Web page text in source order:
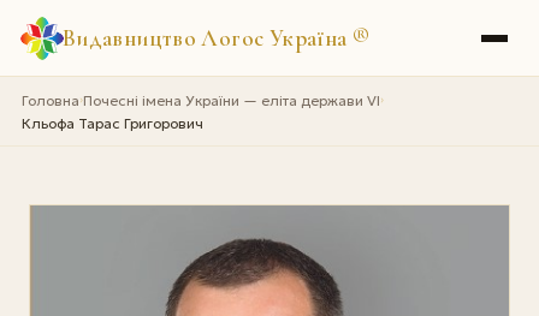
Видавництво Логос Україна ®
Головна›Почесні імена України — еліта держави VI›
Кльофа Тарас Григорович